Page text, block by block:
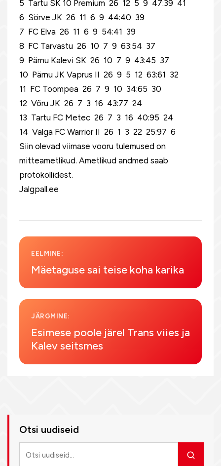
5 Tartu SK 10 Premium 26 12 5 9 47:39 41
6 Sörve JK 26 11 6 9 44:40 39
7 FC Elva 26 11 6 9 54:41 39
8 FC Tarvastu 26 10 7 9 63:54 37
9 Pärnu Kalevi SK 26 10 7 9 43:45 37
10 Pärnu JK Vaprus II 26 9 5 12 63:61 32
11 FC Toompea 26 7 9 10 34:65 30
12 Võru JK 26 7 3 16 43:77 24
13 Tartu FC Metec 26 7 3 16 40:95 24
14 Valga FC Warrior II 26 1 3 22 25:97 6
Siin olevad viimase vooru tulemused on
mitteametlikud. Ametlikud andmed saab
protokollidest.
Jalgpall.ee
EELMINE:
Mäetaguse sai teise koha karika
JÄRGMINE:
Esimese poole järel Trans viies ja
Kalev seitsmes
Otsi uudiseid
uudiseid